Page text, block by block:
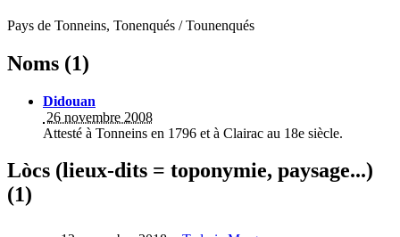
Pays de Tonneins, Tonenqués / Tounenqués
Noms (1)
Didouan
26 novembre 2008
Attesté à Tonneins en 1796 et à Clairac au 18e siècle.
Lòcs (lieux-dits = toponymie, paysage...)
(1)